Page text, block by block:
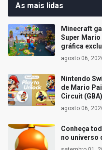
As mais lidas
Minecraft
Super
gráfica
agosto 06,
Nintendo
de Mario
Circuit (GBA)
agosto 06,
Conheça
no universo